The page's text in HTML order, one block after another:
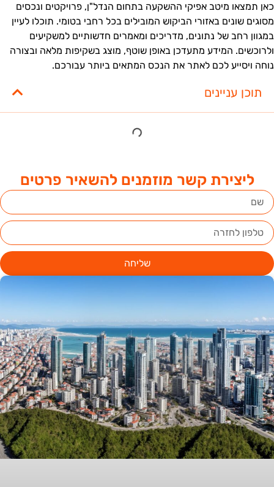
ליצירת קשר מוזמנים להשאיר פרטים
שליחה
תמצאו מיטב אפיקי ההשקעה בתחום הנדל"ן, פרויקטים ונכסים
שונים באזורי הביקוש המובילים בכל רחבי בטומי. תוכלו לעיין
רחב של נתונים, מדריכים ומאמרים חדשותיים למשקיעים
המידע מתעדכן באופן שוטף, מוצג בשקיפות מלאה ובצורה
ויסייע לכם לאתר את הנכס המתאים ביותר עבורכם.
תוכן עניינים